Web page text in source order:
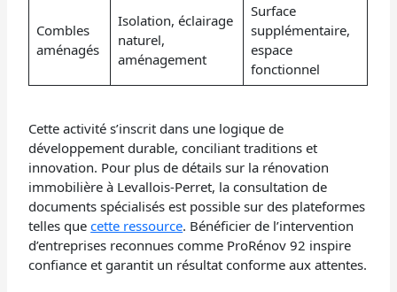
Combles
aménagés
Isolation, éclairage
naturel,
aménagement
Surface
supplémentaire,
espace
fonctionnel
Cette activité s’inscrit dans une logique de
développement durable, conciliant traditions et
innovation. Pour plus de détails sur la rénovation
immobilière à Levallois-Perret, la consultation de
documents spécialisés est possible sur des plateformes
telles quecette ressource. Bénéficier de l’intervention
d’entreprises reconnues comme ProRénov 92 inspire
confiance et garantit un résultat conforme aux attentes.